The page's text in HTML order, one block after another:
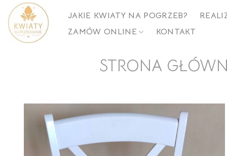
Skip
to
content
JAKIE KWIATY NA POGRZEB?
ZAMÓW ONLINE
KONTAKT
STRONA